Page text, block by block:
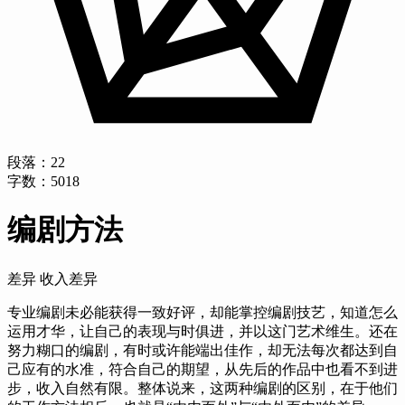
段落： 22
字数： 5018
编剧方法
差异 收入差异
专业编剧未必能获得一致好评，却能掌控编剧技艺，知道怎么
运用才华，让自己的表现与时俱进，并以这门艺术维生。还在
努力糊口的编剧，有时或许能端出佳作，却无法每次都达到自
己应有的水准，符合自己的期望，从先后的作品中也看不到进
步，收入自然有限。整体说来，这两种编剧的区别，在于他们